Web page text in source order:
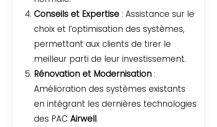
Conseils et Expertise : Assistance sur le
choix et l’optimisation des systèmes,
permettant aux clients de tirer le
meilleur parti de leur investissement.
Rénovation et Modernisation :
Amélioration des systèmes existants
en intégrant les dernières technologies
des PACAirwell.